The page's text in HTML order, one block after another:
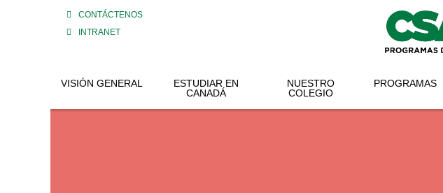
CONTÁCTENOS
INTRANET
VISIÓN GENERAL
ESTUDIAR EN
CANADÁ
NUESTRO
COLEGIO
PROGRAMAS